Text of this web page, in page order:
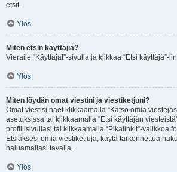
etsit.
Ylös
Miten etsin käyttäjiä?
Vieraile “Käyttäjät”-sivulla ja klikkaa “Etsi käyttäjä”-
Ylös
Miten löydän omat viestini ja viestiketjuni?
Omat viestisi näet klikkaamalla “Katso omia
asetuksissa tai klikkaamalla “Etsi käyttäjän
profiilisivullasi tai klikkaamalla “Pikalinkit”-valikkoa
Etsiäksesi omia viestiketjuja, käytä tarkennettua
haluamallasi tavalla.
Ylös